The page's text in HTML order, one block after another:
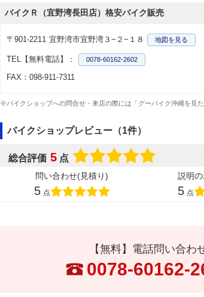
バイクＲ（宜野湾長田店）格安バイク販売
〒901-2211 宜野湾市宜野湾３−２−１８ 地図を見る
TEL【無料電話】： 0078-60162-2602
FAX：098-911-7311
※バイクショップへの問合せ・来店の際には「グーバイク沖縄を見た
バイクショップレビュー（1件）
総合評価 5 点
問い合わせ(見積り)
5 点
説明
5 点
【無料】電話問い合わ
0078-60162-